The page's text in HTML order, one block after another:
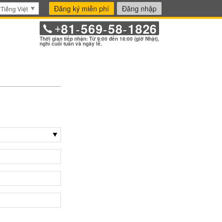
Tiếng Việt Đăng ký miễn phí Đăng nhập
+81 -569-58-1826
Thời gian tiếp nhận: Từ 9:00 đến 18:00 (giờ Nhật),
nghỉ cuối tuần và ngày lễ.